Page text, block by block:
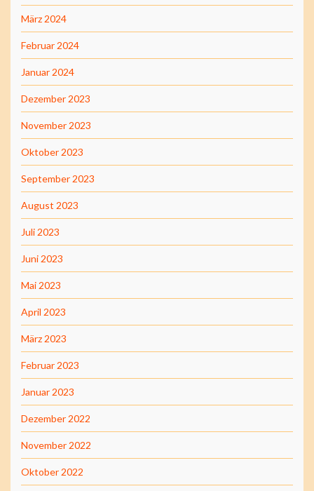
März 2024
Februar 2024
Januar 2024
Dezember 2023
November 2023
Oktober 2023
September 2023
August 2023
Juli 2023
Juni 2023
Mai 2023
April 2023
März 2023
Februar 2023
Januar 2023
Dezember 2022
November 2022
Oktober 2022